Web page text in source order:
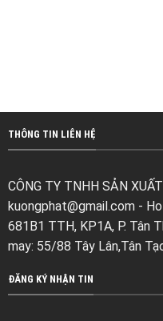
THÔNG TIN LIÊN HỆ
CÔNG TY TNHH SẢN
kuongphat@gmail.com-
681B1 TTH, KP1A, P. Tân
may: 55/88 Tây Lân,Tân
ĐĂNG KÝ NHẬN TIN